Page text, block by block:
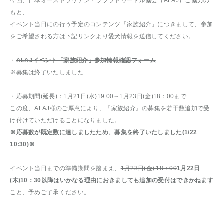
もと、
イベント当日にの行う予定のコンテンツ「家族紹介」につきまして、参加
をご希望される方は下記リンクより愛犬情報を送信してください。
・ALAJイベント「家族紹介」参加情報確認フォーム
※募集は終了いたしました
・応募期間(延長)：1月21日(水)19:00～1月23日(金)18：00まで
この度、ALAJ様のご厚意により、『家族紹介』の募集を若干数追加で受
け付けていただけることになりました。
※応募数が既定数に達しましたため、募集を終了いたしました(1/22
10:30)※
イベント当日までの準備期間を踏まえ、1月23日(金) 18：001月22日
(木)10：30以降はいかなる理由におきましても追加の受付はできかねます
こと、予めご了承ください。